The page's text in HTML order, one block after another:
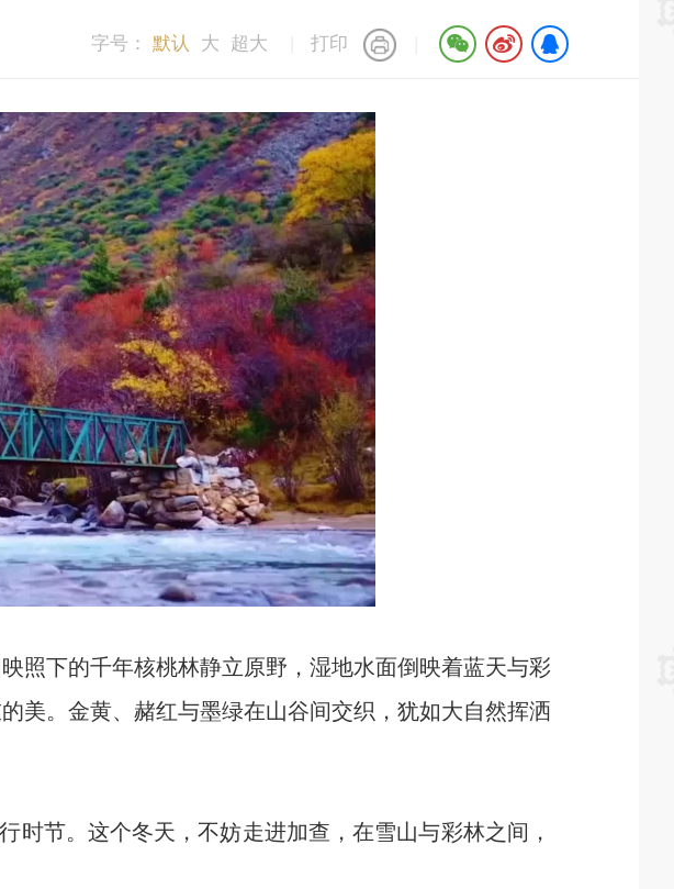
字号： 默认 大 超大 打印
下的千年核桃林静立原野，湿地水面倒映着蓝天与彩
美。金黄、赭红与墨绿在山谷间交织，犹如大自然挥洒
节。这个冬天，不妨走进加查，在雪山与彩林之间，